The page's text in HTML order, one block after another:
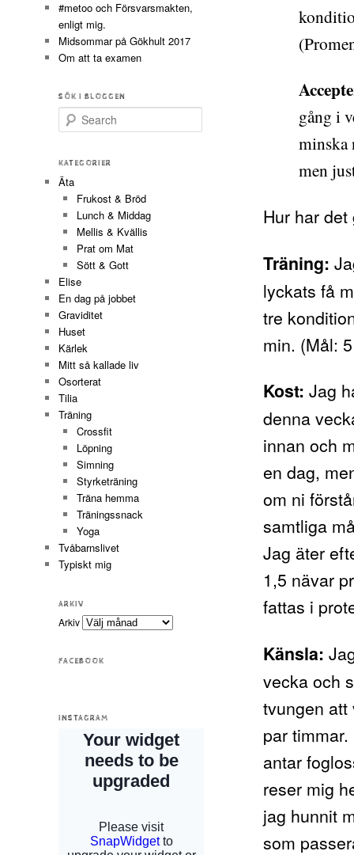
gång i
minska
men
Hur har
Träning:
lyckats få
tre
min. (Mål:
Kost: Jag
denna
innan och
en dag,
om ni
samtliga
Jag äter
1,5 nävar
fattas i
Känsla:
vecka och
tvungen
par
antar
reser mig
jag hunnit
som
#metoo och Försvarsmakten,
enligt mig.
Midsommar på Gökhult 2017
Om att ta examen
SÖK I BLOGGEN
Search
KATEGORIER
Äta
Frukost & Bröd
Lunch & Middag
Mellis & Kvällis
Prat om Mat
Sött & Gott
Elise
En dag på jobbet
Graviditet
Huset
Kärlek
Mitt så kallade liv
Osorterat
Tilia
Träning
Crossfit
Löpning
Simning
Styrketräning
Träna hemma
Träningssnack
Yoga
Tvåbarnslivet
Typiskt mig
ARKIV
Arkiv
FACEBOOK
INSTAGRAM